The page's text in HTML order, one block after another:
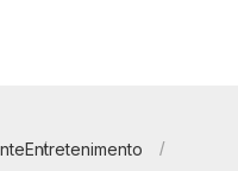
Entretenimento